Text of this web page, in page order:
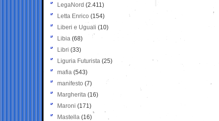
LegaNord (2.411)
Letta Enrico (154)
Liberi e Uguali (10)
Libia (68)
Libri (33)
Liguria Futurista (25)
mafia (543)
manifesto (7)
Margherita (16)
Maroni (171)
Mastella (16)